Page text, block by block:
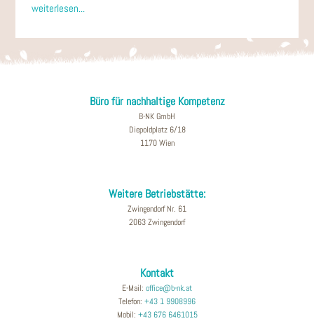
weiterlesen...
Büro für nachhaltige Kompetenz
B-NK GmbH
Diepoldplatz 6/18
1170 Wien
Weitere Betriebstätte:
Zwingendorf Nr. 61
2063 Zwingendorf
Kontakt
E-Mail: office@b-nk.at
Telefon: +43 1 9908996
Mobil: +43 676 6461015